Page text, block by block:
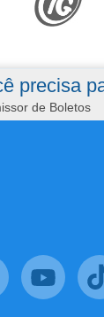
precisa
de Boletos